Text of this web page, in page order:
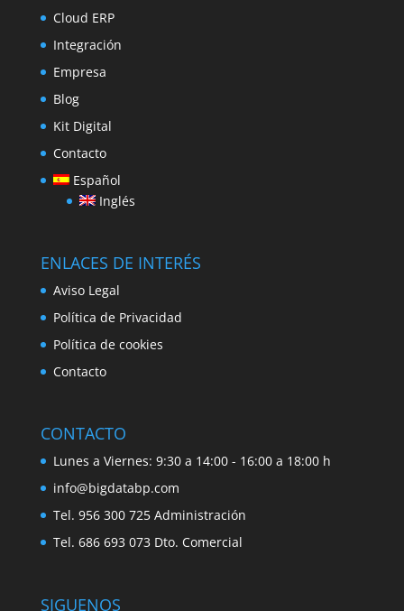
Cloud ERP
Integración
Empresa
Blog
Kit Digital
Contacto
Español
Inglés
ENLACES DE INTERÉS
Aviso Legal
Política de Privacidad
Política de cookies
Contacto
CONTACTO
Lunes a Viernes: 9:30 a 14:00 - 16:00 a 18:00 h
info@bigdatabp.com
Tel. 956 300 725 Administración
Tel. 686 693 073 Dto. Comercial
SIGUENOS